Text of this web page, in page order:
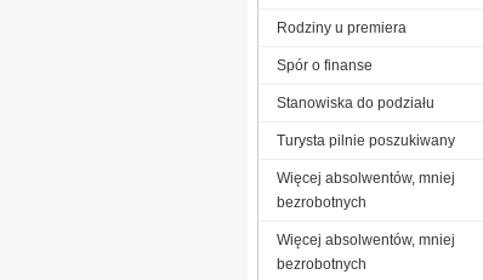
Rodziny u premiera
Spór o finanse
Stanowiska do podziału
Turysta pilnie poszukiwany
Więcej absolwentów, mniej
bezrobotnych
Więcej absolwentów, mniej
bezrobotnych